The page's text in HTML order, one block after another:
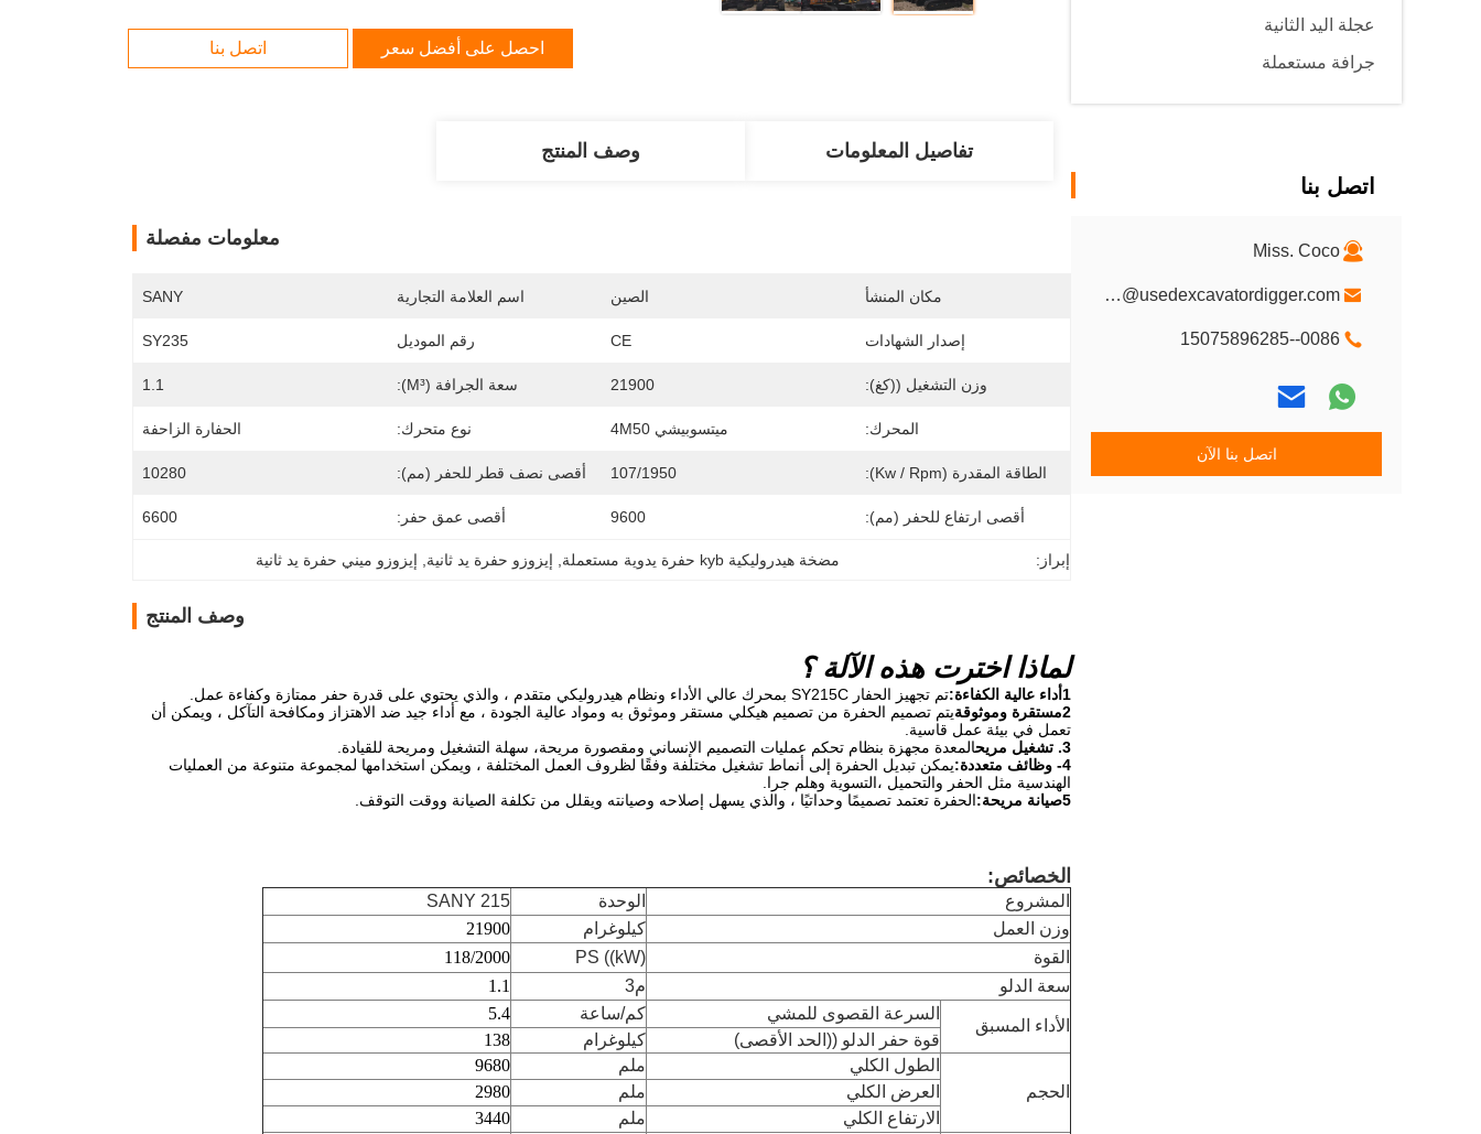
عجلة اليد الثانية
جرافة مستعملة
اتصل بنا
Miss. Coco
Oltx-1@usedexcavatordigger.com
0086--15075896285
اتصل بنا الآن
احصل على أفضل سعر اتصل بنا
تفاصيل المعلومات وصف المنتج
معلومات مفصلة
مكان المنشأ الصين اسم العلامة التجارية SANY
إصدار الشهادات CE رقم الموديل SY235
وزن التشغيل ((كغ): 21900 سعة الجرافة (m³): 1.1
المحرك: ميتسوبيشي 4M50 نوع متحرك: الحفارة الزاحفة
الطاقة المقدرة (Kw / Rpm): 107/1950 أقصى نصف قطر للحفر (مم): 10280
أقصى ارتفاع للحفر (مم): 9600 أقصى عمق حفر: 6600
إبراز: مضخة هيدروليكية kyb حفرة يدوية مستعملة إيزوزو حفرة يد ثانية إيزوزو ميني حفرة يد ثانية
وصف المنتج
لماذا اخترت هذه الآلة ؟
1أداء عالية الكفاءة:
تم تجهيز الحفار SY215C بمحرك عالي الأداء ونظام هيدروليكي متقدم ، والذي يحتوي على قدرة حفر ممتازة وكفاءة عمل.
2مستقرة وموثوقة
يتم تصميم الحفرة من تصميم هيكلي مستقر وموثوق به ومواد عالية الجودة ، مع أداء جيد ضد الاهتزاز ومكافحة التآكل ، ويمكن أن
تعمل في بيئة عمل قاسية.
3. تشغيل مريح
المعدة مجهزة بنظام تحكم عمليات التصميم الإنساني ومقصورة مريحة، سهلة التشغيل ومريحة للقيادة.
4- وظائف متعددة:
يمكن تبديل الحفرة إلى أنماط تشغيل مختلفة وفقًا لظروف العمل المختلفة ، ويمكن استخدامها لمجموعة متنوعة من العمليات
الهندسية مثل الحفر والتحميل ،التسوية وهلم جرا.
5صيانة مريحة:
الحفرة تعتمد تصميمًا وحداتيًا ، والذي يسهل إصلاحه وصيانته ويقلل من تكلفة الصيانة ووقت التوقف.
الخصائص:
المشروع الوحدة
SANY 215
وزن العمل
كيلوغرام
21900
القوة
PS ((kW)
118/2000
سعة الدلو
م3 1.1
الأداء المسبق
السرعة القصوى للمشي كم/ساعة
5.4
قوة حفر الدلو ((الحد الأقصى)
كيلوغرام 138
الحجم
الطول الكلي ملم
9680
العرض الكلي
ملم
2980
الارتفاع الكلي
ملم 3440